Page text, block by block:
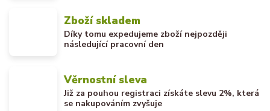
Zboží skladem
Díky tomu expedujeme zboží nejpozději
následující pracovní den
Věrnostní sleva
Již za pouhou registraci získáte slevu 2%, která
se nakupováním zvyšuje